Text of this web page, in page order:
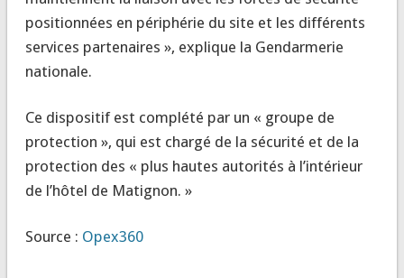
positionnées en périphérie du site et les différents
services partenaires », explique la Gendarmerie
nationale.
Ce dispositif est complété par un « groupe de
protection », qui est chargé de la sécurité et de la
protection des « plus hautes autorités à l’intérieur
de l’hôtel de Matignon. »
Source : Opex360